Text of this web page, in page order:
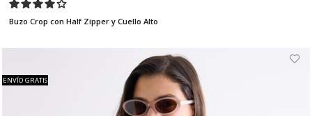
Buzo Crop con Half Zipper y Cuello Alto
ENVÍO GRATIS